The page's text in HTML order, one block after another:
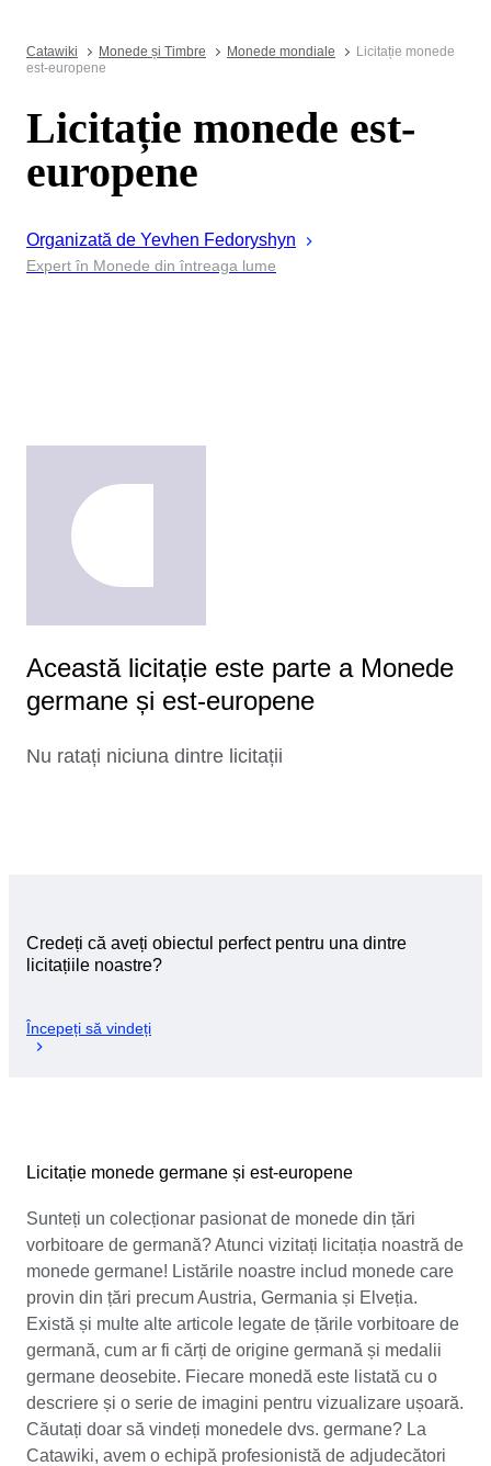
Catawiki Monede și Timbre Monede mondiale
Licitație monede
est-europene
Licitație monede est-
europene
Organizată de Yevhen Fedoryshyn
Expert în Monede din întreaga lume
Această licitație este parte a Monede
germane și est-europene
Nu ratați niciuna dintre licitații
Credeți că aveți obiectul perfect pentru una dintre
licitațiile noastre?
Începeți să vindeți
Licitație monede germane și est-europene
Sunteți un colecționar pasionat de monede din țări
vorbitoare de germană? Atunci vizitați licitația noastră de
monede germane! Listările noastre includ monede care
provin din țări precum Austria, Germania și Elveția.
Există și multe alte articole legate de țările vorbitoare de
germană, cum ar fi cărți de origine germană și medalii
germane deosebite. Fiecare monedă este listată cu o
descriere și o serie de imagini pentru vizualizare ușoară.
Căutați doar să vindeți monedele dvs. germane? La
Catawiki, avem o echipă profesionistă de adjudecători